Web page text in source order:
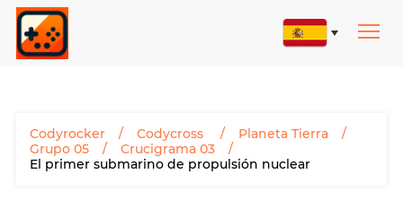
Codyrocker Codycross
Planeta Tierra
Grupo 05
Crucigrama 03
El primer submarino de propulsión nuclear